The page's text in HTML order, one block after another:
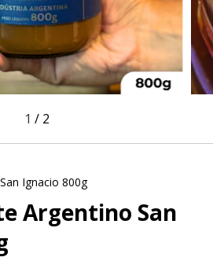
1 / 2
Ignacio 800g
Argentino San